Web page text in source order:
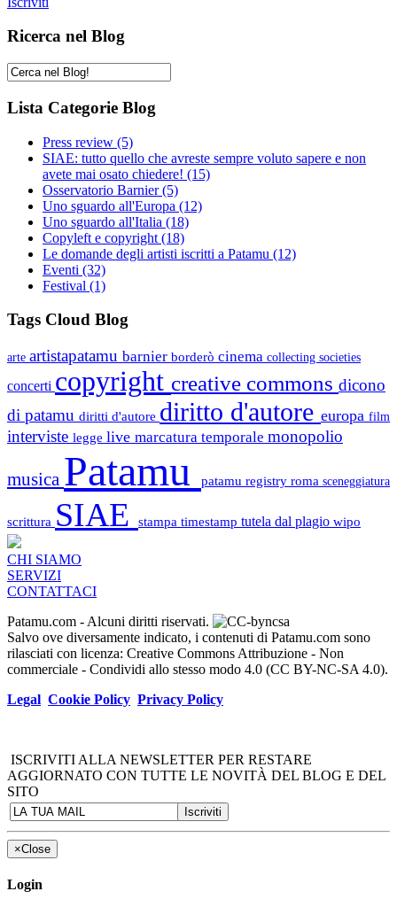
Ricerca nel Blog
Lista Categorie Blog
Press review (5)
SIAE: tutto quello che avreste sempre voluto sapere e non
avete mai osato chiedere! (15)
Osservatorio Barnier(5)
Uno sguardo all'Europa (12)
Uno sguardo all'Italia (18)
Copyleft e copyright (18)
Le domande degli artisti iscritti a Patamu (12)
Eventi (32)
Festival (1)
Tags Cloud Blog
arte artistapatamu barnier borderò cinema collecting societies
concerti copyright creative commons dicono
di patamu diritti d'autore diritto d'autore europa film
interviste legge live marcatura temporale monopolio
musica Patamu patamu registry roma sceneggiatura
scrittura SIAE stampa timestamp tutela dal plagio wipo
CHI SIAMO
SERVIZI
CONTATTACI
Patamu.com - Alcuni diritti riservati.
Salvo ove diversamente indicato, i contenuti di Patamu.com sono
rilasciati con licenza: Creative Commons Attribuzione - Non
commerciale - Condividi allo stesso modo 4.0 (CC BY-NC-SA 4.0).
Legal Cookie Policy Privacy Policy
ISCRIVITI ALLA NEWSLETTER PER RESTARE
AGGIORNATO CON TUTTE LE NOVITÀ DEL BLOG E DEL
SITO
×Close
Login